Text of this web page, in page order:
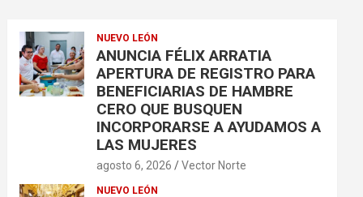
NUEVO LEÓN
ANUNCIA FÉLIX ARRATIA
APERTURA DE REGISTRO PARA
BENEFICIARIAS DE HAMBRE
CERO QUE BUSQUEN
INCORPORARSE A AYUDAMOS A
LAS MUJERES
agosto 6, 2026 Vector Norte
NUEVO LEÓN